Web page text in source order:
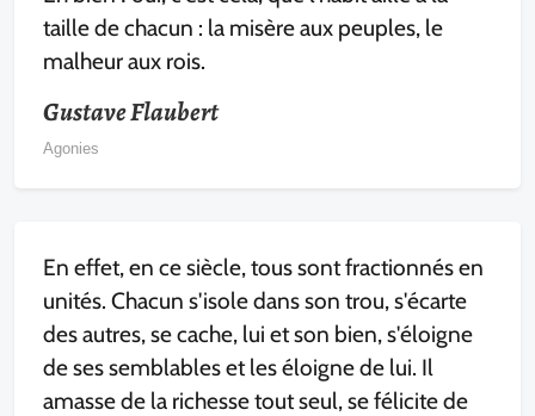
taille de chacun : la misère aux peuples, le
malheur aux rois.
Gustave Flaubert
Agonies
En effet, en ce siècle, tous sont fractionnés en
unités. Chacun s'isole dans son trou, s'écarte
des autres, se cache, lui et son bien, s'éloigne
de ses semblables et les éloigne de lui. Il
amasse de la richesse tout seul, se félicite de